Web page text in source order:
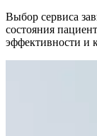
Выбор сервиса
состояния
эффективности и